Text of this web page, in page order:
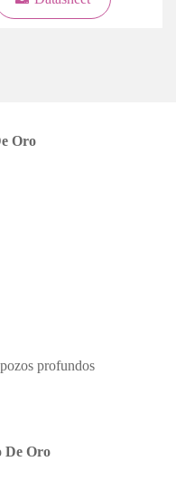
Oro
profundos
De Oro